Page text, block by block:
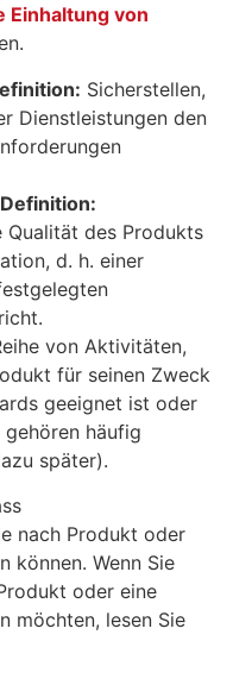
Einhaltung von
Sicherstellen,
Dienstleistungen den
Qualität des Produkts
d. h. einer
von Aktivitäten,
für seinen Zweck
geeignet ist oder
häufig
später).
nach Produkt oder
können. Wenn Sie
oder eine
möchten, lesen Sie